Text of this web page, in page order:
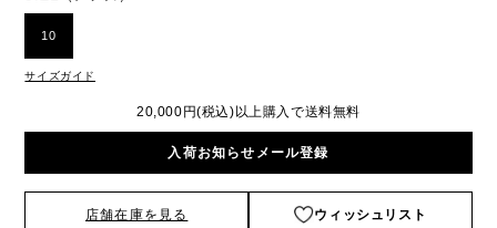
10
サイズガイド
20,000円(税込)以上購入で送料無料
入荷お知らせメール登録
店舗在庫を見る ウィッシュリスト